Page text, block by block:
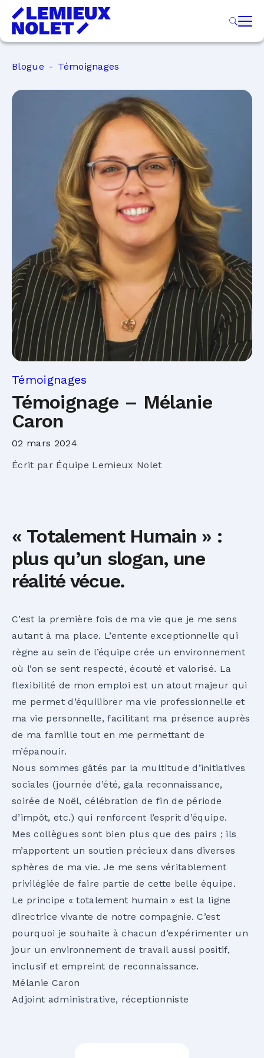
Blogue Témoignages
Témoignages
Témoignage – Mélanie
Caron
02 mars 2024
Écrit par Équipe Lemieux Nolet
« Totalement Humain » :
plus qu’un slogan, une
réalité vécue.
C’est la première fois de ma vie que je me sens
autant à ma place. L’entente exceptionnelle qui
règne au sein de l’équipe crée un environnement
où l’on se sent respecté, écouté et valorisé. La
flexibilité de mon emploi est un atout majeur qui
me permet d’équilibrer ma vie professionnelle et
ma vie personnelle, facilitant ma présence auprès
de ma famille tout en me permettant de
m’épanouir.
Nous sommes gâtés par la multitude d’initiatives
sociales (journée d’été, gala reconnaissance,
soirée de Noël, célébration de fin de période
d’impôt, etc.) qui renforcent l’esprit d’équipe.
Mes collègues sont bien plus que des pairs ; ils
m’apportent un soutien précieux dans diverses
sphères de ma vie. Je me sens véritablement
privilégiée de faire partie de cette belle équipe.
Le principe « totalement humain » est la ligne
directrice vivante de notre compagnie. C’est
pourquoi je souhaite à chacun d’expérimenter un
jour un environnement de travail aussi positif,
inclusif et empreint de reconnaissance.
Mélanie Caron
Adjoint administrative, réceptionniste